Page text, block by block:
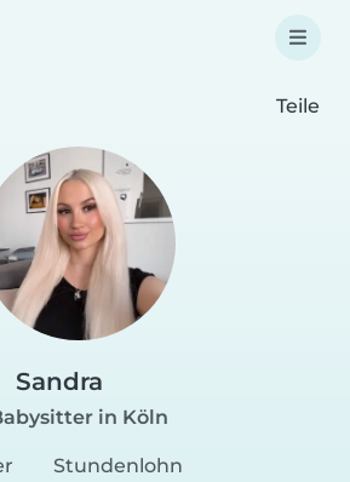
Teile
Sandra
in Köln
Stundenlohn